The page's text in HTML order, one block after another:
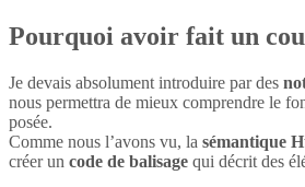
Pourquoi avoir fait un
Je devais absolument introduire par des
nous permettra de mieux comprendre le
posée.
Comme nous l’avons vu, la sémantique
créer un code de balisage qui décrit des